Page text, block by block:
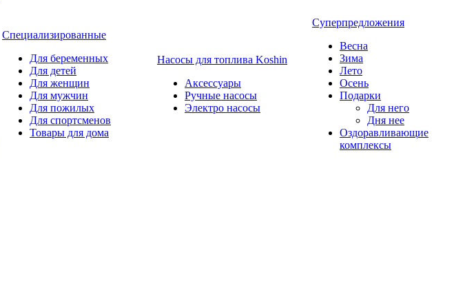
Специализированные
Для беременных
Для детей
Для женщин
Для мужчин
Для пожилых
Для спортсменов
Товары для дома
Насосы для топлива Koshin
Аксессуары
Ручные насосы
Электро насосы
Суперпредложения
Весна
Зима
Лето
Осень
Подарки
Для него
Дня нее
Оздоравливающие
комплексы